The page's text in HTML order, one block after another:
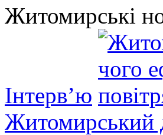
Житомирські
Інтерв’ю
Житомирський